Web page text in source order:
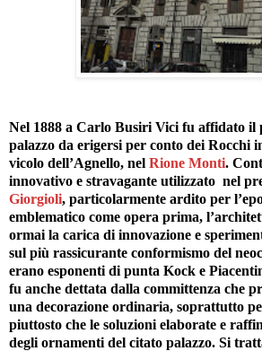
Nel 1888 a Carlo Busiri Vici fu affidato il
palazzo da erigersi per conto dei Rocchi
vicolo dell’Agnello, nel Rione Monti.
innovativo e stravagante utilizzato nel
Giorgioli, particolarmente ardito per
emblematico come opera prima,
ormai la carica di innovazione e
sul più rassicurante conformismo del
erano esponenti di punta Kock e
fu anche dettata dalla committenza che
una decorazione ordinaria, soprattutto
piuttosto che le soluzioni elaborate e
degli ornamenti del citato palazzo. Si